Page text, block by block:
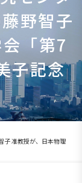
野智子
「第7
子記念
子 准教授が、日本物理